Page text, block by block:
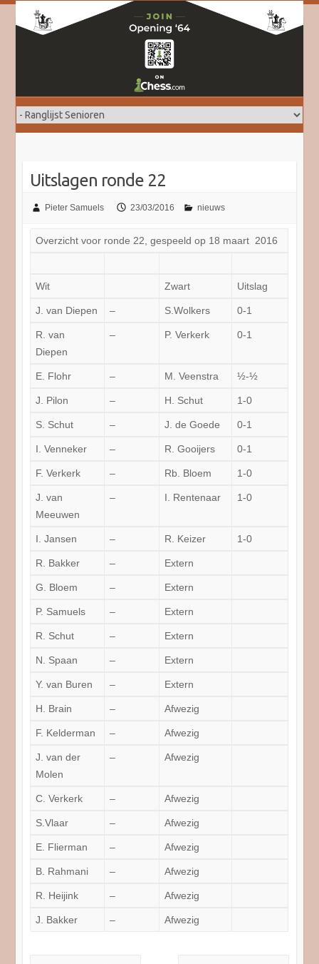
Doorgaan
naar
Uitslagen ronde 22
Pieter Samuels 23/03/2016 nieuws
Overzicht voor ronde 22, gespeeld op 18 maart 2016
Wit Zwart Uitslag
J. van Diepen – S.Wolkers 0-1
R. van
Diepen
– P. Verkerk 0-1
E. Flohr – M. Veenstra ½-½
J. Pilon – H. Schut 1-0
S. Schut – J. de Goede 0-1
I. Venneker – R. Gooijers 0-1
F. Verkerk – Rb. Bloem 1-0
J. van
Meeuwen
– I. Rentenaar 1-0
I. Jansen – R. Keizer 1-0
R. Bakker – Extern
G. Bloem – Extern
P. Samuels – Extern
R. Schut – Extern
N. Spaan – Extern
Y. van Buren – Extern
H. Brain – Afwezig
F. Kelderman – Afwezig
J. van der
Molen
– Afwezig
C. Verkerk – Afwezig
S.Vlaar – Afwezig
E. Flierman – Afwezig
B. Rahmani – Afwezig
R. Heijink – Afwezig
J. Bakker – Afwezig